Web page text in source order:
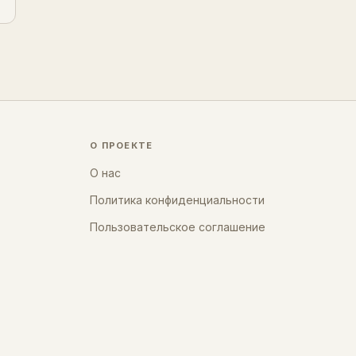
О ПРОЕКТЕ
О нас
Политика конфиденциальности
Пользовательское соглашение